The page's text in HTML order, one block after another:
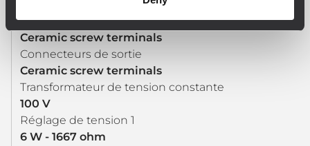
Connecteurs d’entrée
Ceramic screw terminals
Connecteurs de sortie
Ceramic screw terminals
Transformateur de tension constante
100 V
Réglage de tension 1
6 W - 1667 ohm